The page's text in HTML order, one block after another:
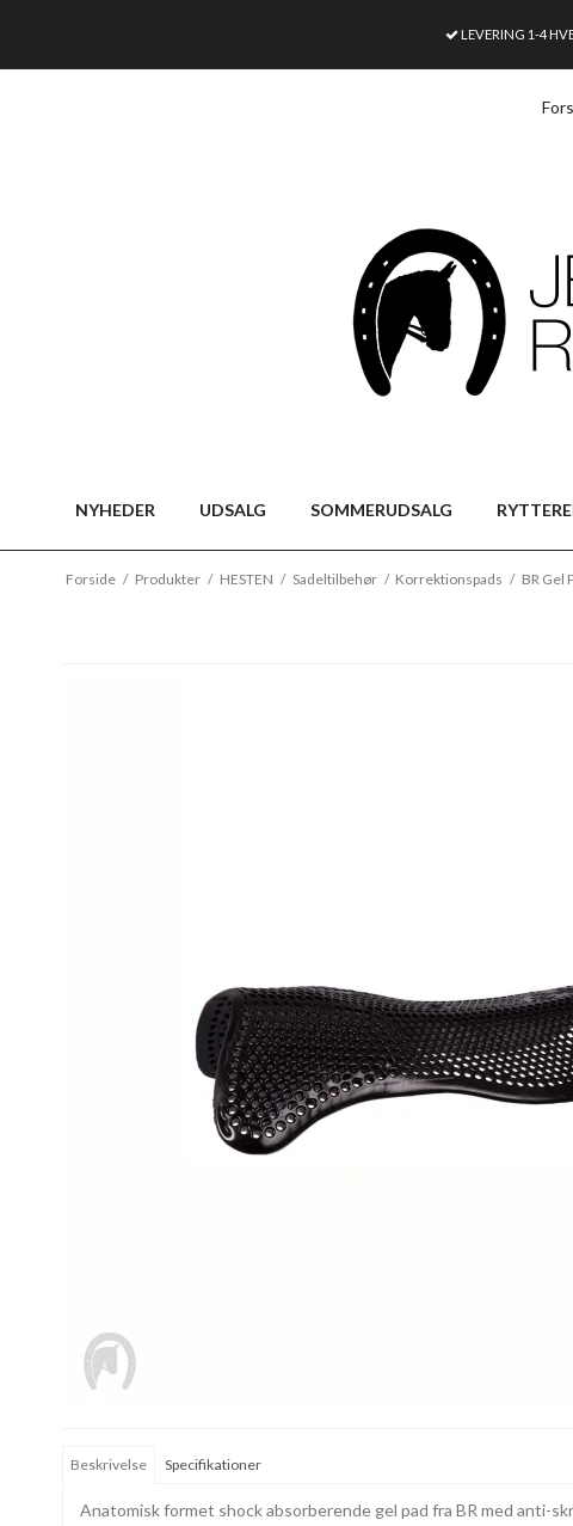
LEVERING 1-4
NYHEDER UDSALG SOMMERUDSALG
Forside / Produkter / HESTEN / Sadeltilbehør / Korrektionspads / BR Gel
Beskrivelse Specifikationer
Anatomisk formet shock absorberende gel pad fra BR med anti-